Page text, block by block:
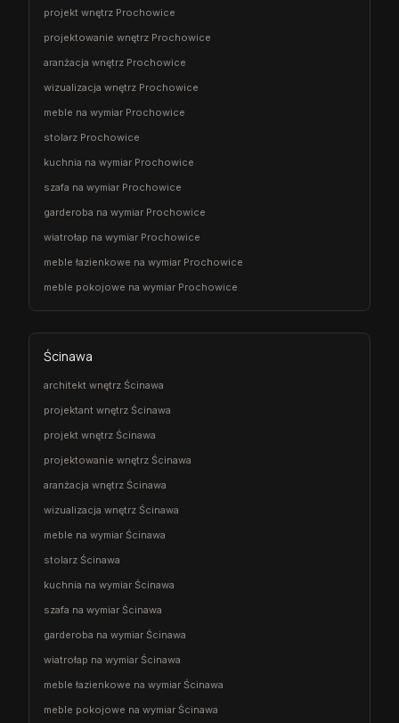
projekt wnętrz Prochowice
projektowanie wnętrz Prochowice
aranżacja wnętrz Prochowice
wizualizacja wnętrz Prochowice
meble na wymiar Prochowice
stolarz Prochowice
kuchnia na wymiar Prochowice
szafa na wymiar Prochowice
garderoba na wymiar Prochowice
wiatrołap na wymiar Prochowice
meble łazienkowe na wymiar Prochowice
meble pokojowe na wymiar Prochowice
Ścinawa
architekt wnętrz Ścinawa
projektant wnętrz Ścinawa
projekt wnętrz Ścinawa
projektowanie wnętrz Ścinawa
aranżacja wnętrz Ścinawa
wizualizacja wnętrz Ścinawa
meble na wymiar Ścinawa
stolarz Ścinawa
kuchnia na wymiar Ścinawa
szafa na wymiar Ścinawa
garderoba na wymiar Ścinawa
wiatrołap na wymiar Ścinawa
meble łazienkowe na wymiar Ścinawa
meble pokojowe na wymiar Ścinawa